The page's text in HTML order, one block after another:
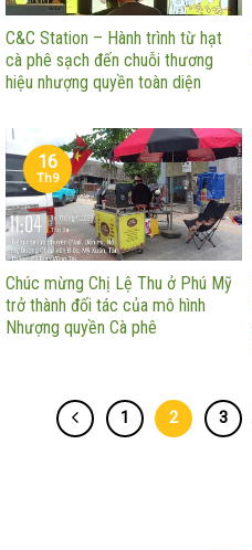
C&C Station – Hành trình từ hạt
cà phê sạch đến chuỗi thương
hiệu nhượng quyền toàn diện
Chúc mừng Chị Lệ Thu ở Phú Mỹ
trở thành đối tác của mô hình
Nhượng quyền Cà phê
16
Th9
1 2 3